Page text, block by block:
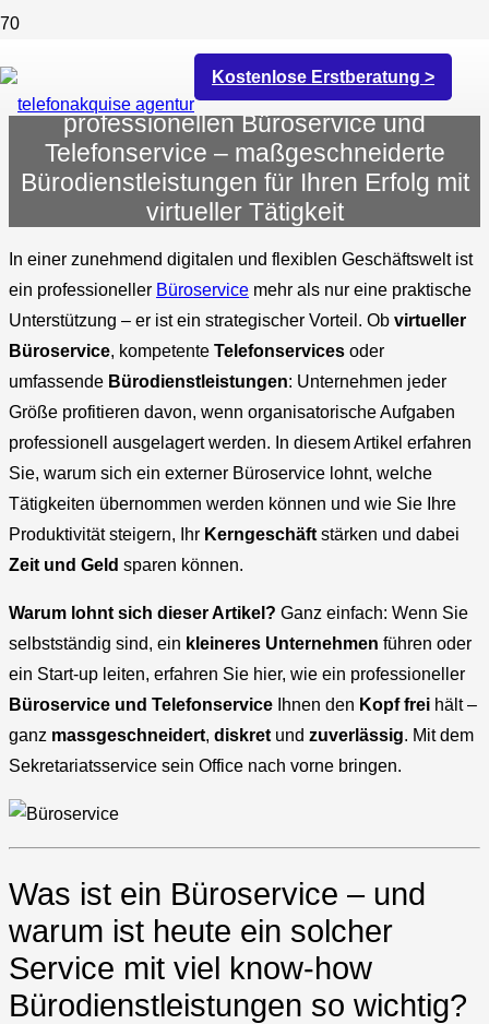
Kostenlose Erstberatung >
Genießen Sie die Vorteile eines
professionellen Büroservice und
Telefonservice – maßgeschneiderte
Bürodienstleistungen für Ihren Erfolg mit
virtueller Tätigkeit
In einer zunehmend digitalen und flexiblen Geschäftswelt ist
ein professioneller Büroservice mehr als nur eine praktische
Unterstützung – er ist ein strategischer Vorteil. Ob virtueller
Büroservice, kompetente Telefonservices oder
umfassende Bürodienstleistungen: Unternehmen jeder
Größe profitieren davon, wenn organisatorische Aufgaben
professionell ausgelagert werden. In diesem Artikel erfahren
Sie, warum sich ein externer Büroservice lohnt, welche
Tätigkeiten übernommen werden können und wie Sie Ihre
Produktivität steigern, Ihr Kerngeschäft stärken und dabei
Zeit und Geld sparen können.
Warum lohnt sich dieser Artikel? Ganz einfach: Wenn Sie
selbstständig sind, ein kleineres Unternehmen führen oder
ein Start-up leiten, erfahren Sie hier, wie ein professioneller
Büroservice und Telefonservice Ihnen den Kopf frei hält –
ganz massgeschneidert, diskret und zuverlässig. Mit dem
Sekretariatsservice sein Office nach vorne bringen.
Was ist ein Büroservice – und
warum ist heute ein solcher
Service mit viel know-how
Bürodienstleistungen so wichtig?